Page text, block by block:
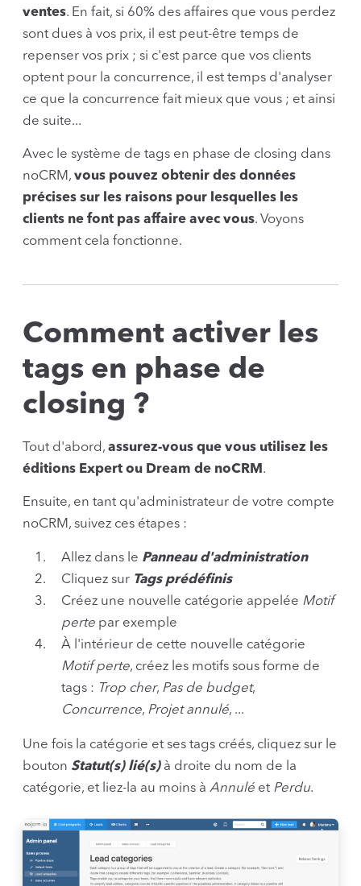
ventes. En fait, si 60% des affaires que vous perdez
sont dues à vos prix, il est peut-être temps de
repenser vos prix ; si c'est parce que vos clients
optent pour la concurrence, il est temps d'analyser
ce que la concurrence fait mieux que vous ; et ainsi
de suite...
Avec le système de tags en phase de closing dans
noCRM, vous pouvez obtenir des données
précises sur les raisons pour lesquelles les
clients ne font pas affaire avec vous. Voyons
comment cela fonctionne.
Comment activer les
tags en phase de
closing ?
Tout d'abord, assurez-vous que vous utilisez les
éditions Expert ou Dream de noCRM .
Ensuite, en tant qu'administrateur de votre compte
noCRM, suivez ces étapes :
Allez dans le Panneau d'administration
Cliquez sur Tags prédéfinis
Créez une nouvelle catégorie appelée Motif
perte par exemple
À l'intérieur de cette nouvelle catégorie
Motif perte, créez les motifs sous forme de
tags : Trop cher, Pas de budget,
Concurrence, Projet annulé, ...
Une fois la catégorie et ses tags créés, cliquez sur le
bouton Statut(s) lié(s)à droite du nom de la
catégorie, et liez-la au moins à Annulé et Perdu.